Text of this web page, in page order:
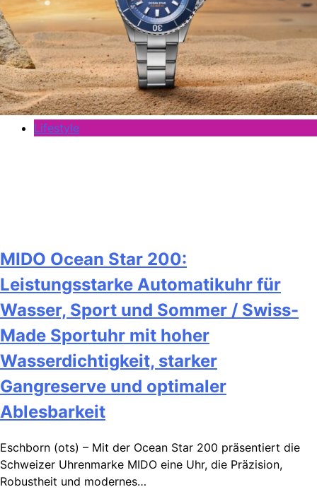
Lifestyle
MIDO Ocean Star 200:
Leistungsstarke Automatikuhr für
Wasser, Sport und Sommer / Swiss-
Made Sportuhr mit hoher
Wasserdichtigkeit, starker
Gangreserve und optimaler
Ablesbarkeit
Eschborn (ots) – Mit der Ocean Star 200 präsentiert die
Schweizer Uhrenmarke MIDO eine Uhr, die Präzision,
Robustheit und modernes…